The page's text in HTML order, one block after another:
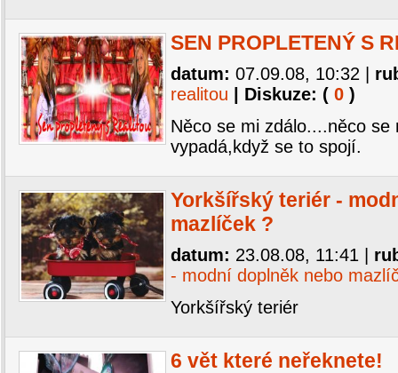
SEN PROPLETENÝ S
datum: 07.09.08, 10:32
realitou | Diskuze: ( 0 )
Něco se mi zdálo....něco se
vypadá,když se to spojí.
Yorkšířský teriér -
mazlíček ?
datum: 23.08.08, 11:41
- modní doplněk nebo
Yorkšířský teriér
6 vět které neřeknete!